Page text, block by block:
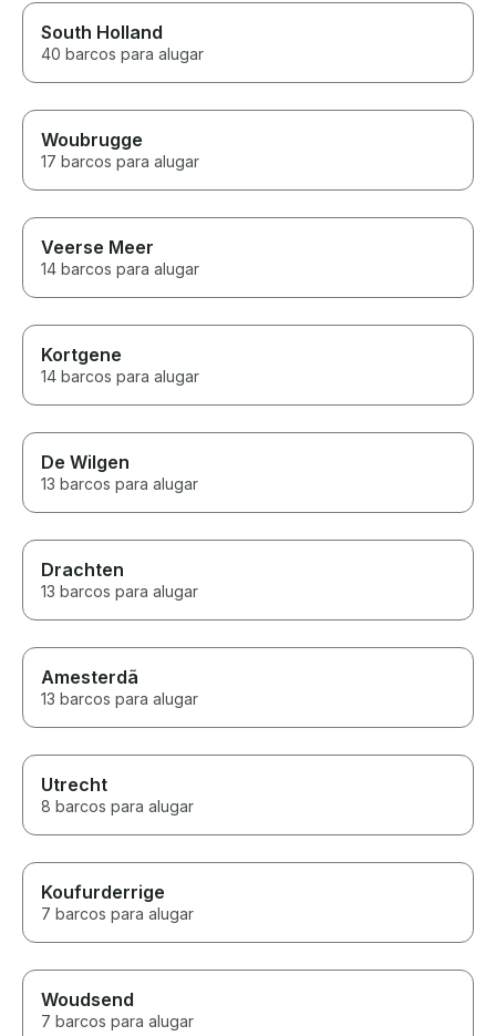
South Holland
40 barcos para alugar
Woubrugge
17 barcos para alugar
Veerse Meer
14 barcos para alugar
Kortgene
14 barcos para alugar
De Wilgen
13 barcos para alugar
Drachten
13 barcos para alugar
Amesterdã
13 barcos para alugar
Utrecht
8 barcos para alugar
Koufurderrige
7 barcos para alugar
Woudsend
7 barcos para alugar